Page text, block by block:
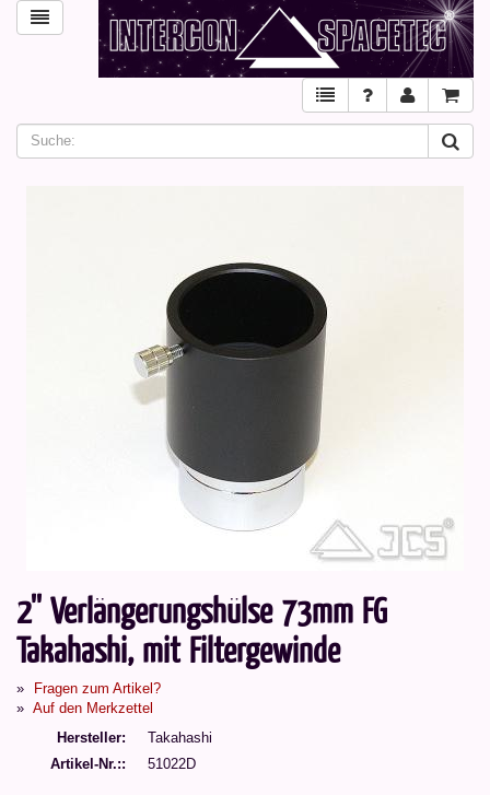
2'' Verlängerungshülse 73mm FG
Takahashi, mit Filtergewinde
Fragen zum Artikel?
Auf den Merkzettel
Hersteller
Takahashi
Artikel-Nr.:
51022D